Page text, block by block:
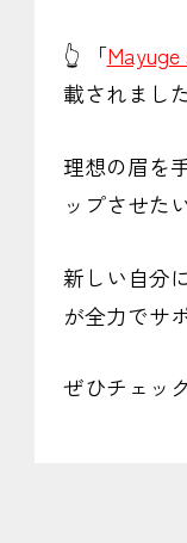
👆 「Mayuge
載されまし
理想の眉を
ップさせた
新しい自分
が全力でサ
ぜひチェッ